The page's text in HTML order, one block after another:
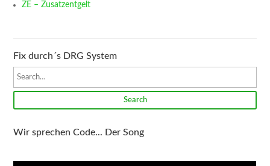
ZE – Zusatzentgelt
Fix durch´s DRG System
Search
Wir sprechen Code... Der Song